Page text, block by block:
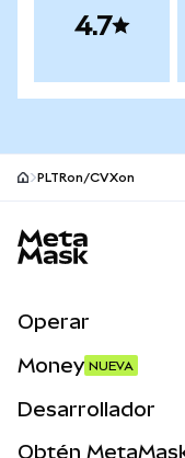
4.7
PLTRon/CVXon
Operar
Money NUEVA
Desarrollador
Obtén